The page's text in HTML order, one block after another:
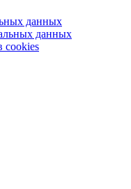
данных
данных
cookies